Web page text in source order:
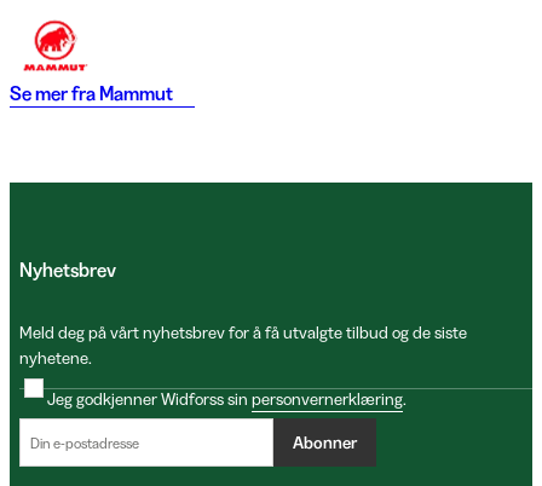
Se mer fra Mammut
Nyhetsbrev
Meld deg på vårt nyhetsbrev for å få utvalgte tilbud og de siste
nyhetene.
Jeg godkjenner Widforss sin personvernerklæring.
Abonner